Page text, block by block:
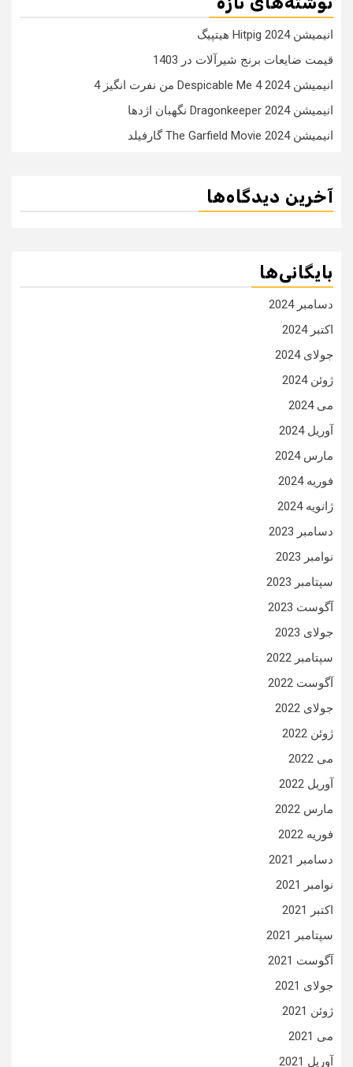
انیمیشن Hitpig 2024 هیتپیگ
قیمت ضایعات برنج شیرآلات در 1403
انیمیشن Despicable Me 4 2024 من نفرت انگیز 4
انیمیشن Dragonkeeper 2024 نگهبان اژدها
انیمیشن The Garfield Movie 2024 گارفیلد
آخرین دیدگاه‌ها
بایگانی‌ها
دسامبر 2024
اکتبر 2024
جولای 2024
ژوئن 2024
می 2024
آوریل 2024
مارس 2024
فوریه 2024
ژانویه 2024
دسامبر 2023
نوامبر 2023
سپتامبر 2023
آگوست 2023
جولای 2023
سپتامبر 2022
آگوست 2022
جولای 2022
ژوئن 2022
می 2022
آوریل 2022
مارس 2022
فوریه 2022
دسامبر 2021
نوامبر 2021
اکتبر 2021
سپتامبر 2021
آگوست 2021
جولای 2021
ژوئن 2021
می 2021
آوریل 2021